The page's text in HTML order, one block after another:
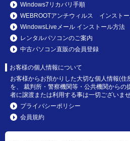
Windows7リカバリ手順
WEBROOTアンチウィルス インスト
WindowsLiveメール インストール方法
レンタルパソコンのご案内
中古パソコン直販の会員登録
お客様の個人情報について
お客様からお預かりした大切な個人情報(
を、 裁判所・警察機関等・公共機関からの
者に譲渡または利用する事は一切ございませ
プライバシーポリシー
会員規約